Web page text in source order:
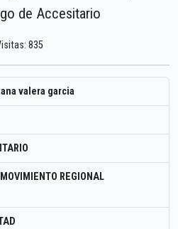
de Accesitario
835
valera garcia
MOVIMIENTO REGIONAL